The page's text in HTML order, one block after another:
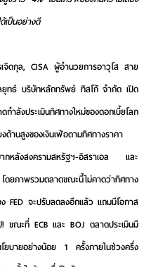
เป็นอย่างดี
จิดกุล, CISA ผู้อำนวยการอาวุโส สาย
ยุทธ์ บริษัทหลักทรัพย์ ทิสโก้ จำกัด เปิด
ประเมินทิศทางใหม่ของดอกเบี้ยโลก
ด้านสูงของเงินเฟ้อตามทิศทางราคา
กหลังสงครามสหรัฐฯ-อิสราเอล และ
ภาพรวมตลาดขณะนี้ไม่คาดว่าทิศทาง
FED จะปรับลดลงอีกแล้ว แถมมีโอกาส
ขณะที่ ECB และ BOJ ตลาดประเมินมี
โยบายอย่างน้อย 1 ครั้งภายในช่วงครึ่ง